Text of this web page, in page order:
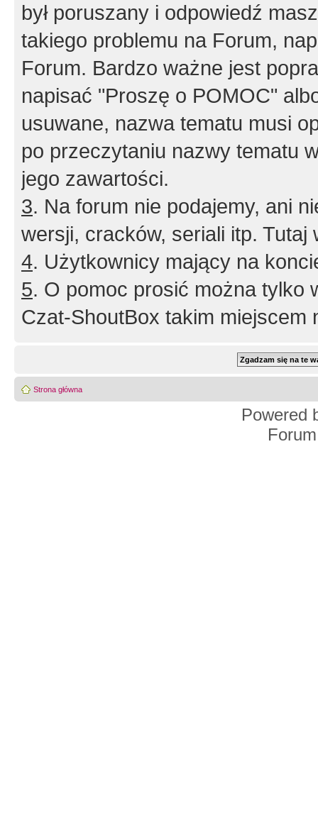
był poruszany i odpowiedź
takiego problemu na Forum,
Forum. Bardzo ważne jest
napisać "Proszę o POMOC"
usuwane, nazwa tematu musi
po przeczytaniu nazwy tematu
jego zawartości.
3. Na forum nie podajemy, ani
wersji, cracków, seriali itp. Tutaj
4. Użytkownicy mający na
5. O pomoc prosić można tylko
Czat-ShoutBox takim miejscem
Strona główna
Powered